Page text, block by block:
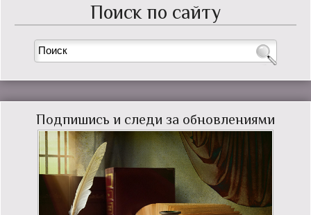
Поиск по сайту
Подпишись и следи за обновлениями